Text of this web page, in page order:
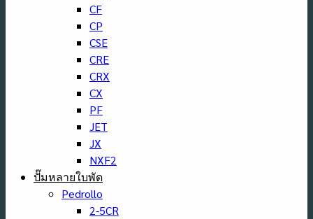
CF
CP
CSE
CRE
CRX
CX
PF
JET
JX
NXF2
ปั๊มหลายใบพัด
Pedrollo
2-5CR